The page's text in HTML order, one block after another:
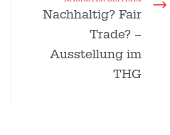
Nachhaltig? Fair
Trade? –
Ausstellung im
THG